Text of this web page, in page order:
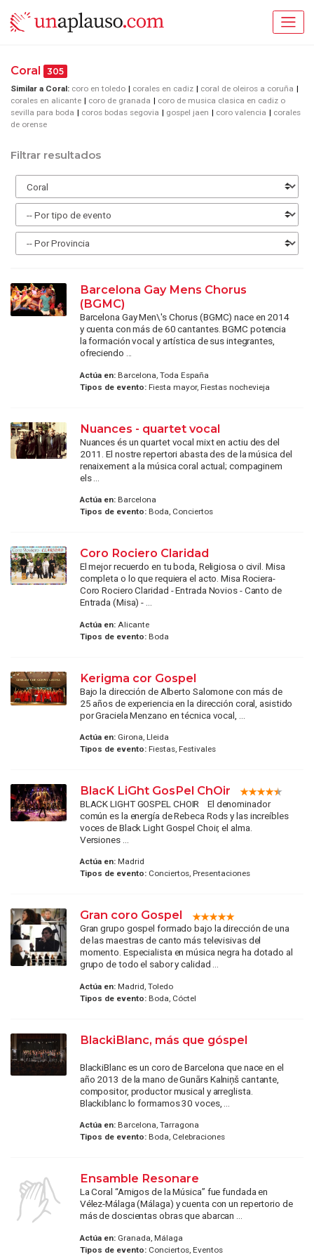
Coral 305
Similar a Coral: coro en toledo corales en cadiz
coral de oleiros a coruña
corales en alicante
coro de granada
coro de musica clasica en cadiz o
sevilla para boda
coros bodas segovia gospel jaen coro valencia
corales
de orense
Filtrar resultados
Barcelona Gay Mens Chorus
(BGMC)
Barcelona Gay Men\'s Chorus (BGMC) nace en 2014
y cuenta con más de 60 cantantes. BGMC potencia
la formación vocal y artística de sus integrantes,
ofreciendo ...
Actúa en:Barcelona, Toda España
Tipos de evento:Fiesta mayor, Fiestas nochevieja
Nuances - quartet vocal
Nuances és un quartet vocal mixt en actiu des del
2011. El nostre repertori abasta des de la música del
renaixement a la música coral actual; compaginem
els ...
Actúa en:Barcelona
Tipos de evento:Boda, Conciertos
Coro Rociero Claridad
El mejor recuerdo en tu boda, Religiosa o civil. Misa
completa o lo que requiera el acto. Misa Rociera-
Coro Rociero Claridad - Entrada Novios - Canto de
Entrada (Misa) - ...
Actúa en:Alicante
Tipos de evento:Boda
Kerigma cor Gospel
Bajo la dirección de Alberto Salomone con más de
25 años de experiencia en la dirección coral, asistido
por Graciela Menzano en técnica vocal, ...
Actúa en:Girona, Lleida
Tipos de evento:Fiestas, Festivales
BlacK LiGht GosPel ChOir
BLACK LIGHT GOSPEL CHOIR El denominador
común es la energía de Rebeca Rods y las increíbles
voces de Black Light Gospel Choir, el alma.
Versiones ...
Actúa en:Madrid
Tipos de evento:Conciertos, Presentaciones
Gran coro Gospel
Gran grupo gospel formado bajo la dirección de una
de las maestras de canto más televisivas del
momento. Especialista en música negra ha dotado al
grupo de todo el sabor y calidad ...
Actúa en:Madrid, Toledo
Tipos de evento:Boda, Cóctel
BlackiBlanc, más que góspel
BlackiBlanc es un coro de Barcelona que nace en el
año 2013 de la mano de Gunārs Kalniņš cantante,
compositor, productor musical y arreglista.
Blackiblanc lo formamos 30 voces, ...
Actúa en:Barcelona, Tarragona
Tipos de evento:Boda, Celebraciones
Ensamble Resonare
La Coral “Amigos de la Música” fue fundada en
Vélez-Málaga (Málaga) y cuenta con un repertorio de
más de doscientas obras que abarcan ...
Actúa en:Granada, Málaga
Tipos de evento:Conciertos, Eventos